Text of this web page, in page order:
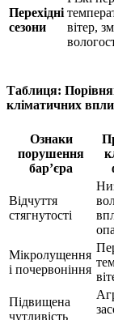
Перехідні
сезони
вітер,
Таблиця:
кліматичних
Ознаки
порушення
бар’єра
Відчуття
стягнутості
Мікролущення
і почервоніння
Підвищена
чутливість